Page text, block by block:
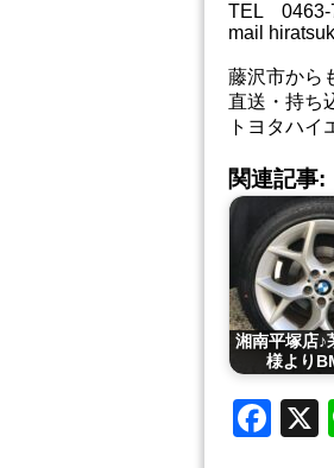
TEL 0463-
mail
藤沢市から
直送・持ち
トヨタハイ
関連記事:
湘南平塚店♪
様より